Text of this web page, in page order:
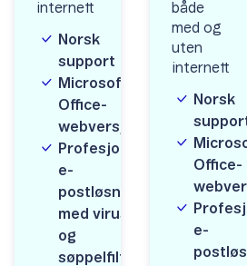
internett
Norsk
support
Microsoft
Office-
webversjon
Profesjonell
e-
postløsning
med virus
og
søppelfilter
både
med og
uten
internett
Norsk
Office-
e-